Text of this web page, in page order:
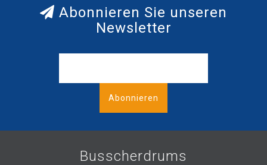
Abonnieren Sie unseren
Newsletter
Abonnieren
Busscherdrums